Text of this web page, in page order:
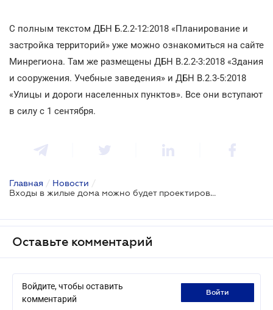
С полным текстом ДБН Б.2.2-12:2018 «Планирование и
застройка территорий» уже можно ознакомиться на сайте
Минрегиона. Там же размещены ДБН В.2.2-3:2018 «Здания
и сооружения. Учебные заведения» и ДБН В.2.3-5:2018
«Улицы и дороги населенных пунктов». Все они вступают
в силу с 1 сентября.
Главная / Новости /
Входы в жилые дома можно будет проектировать на уровне тротуара
Оставьте комментарий
Войдите, чтобы оставить
комментарий
войти